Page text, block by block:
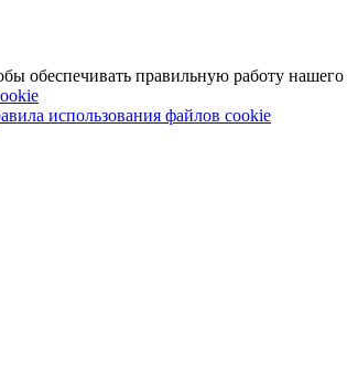
обеспечивать правильную работу нашего
использования файлов cookie